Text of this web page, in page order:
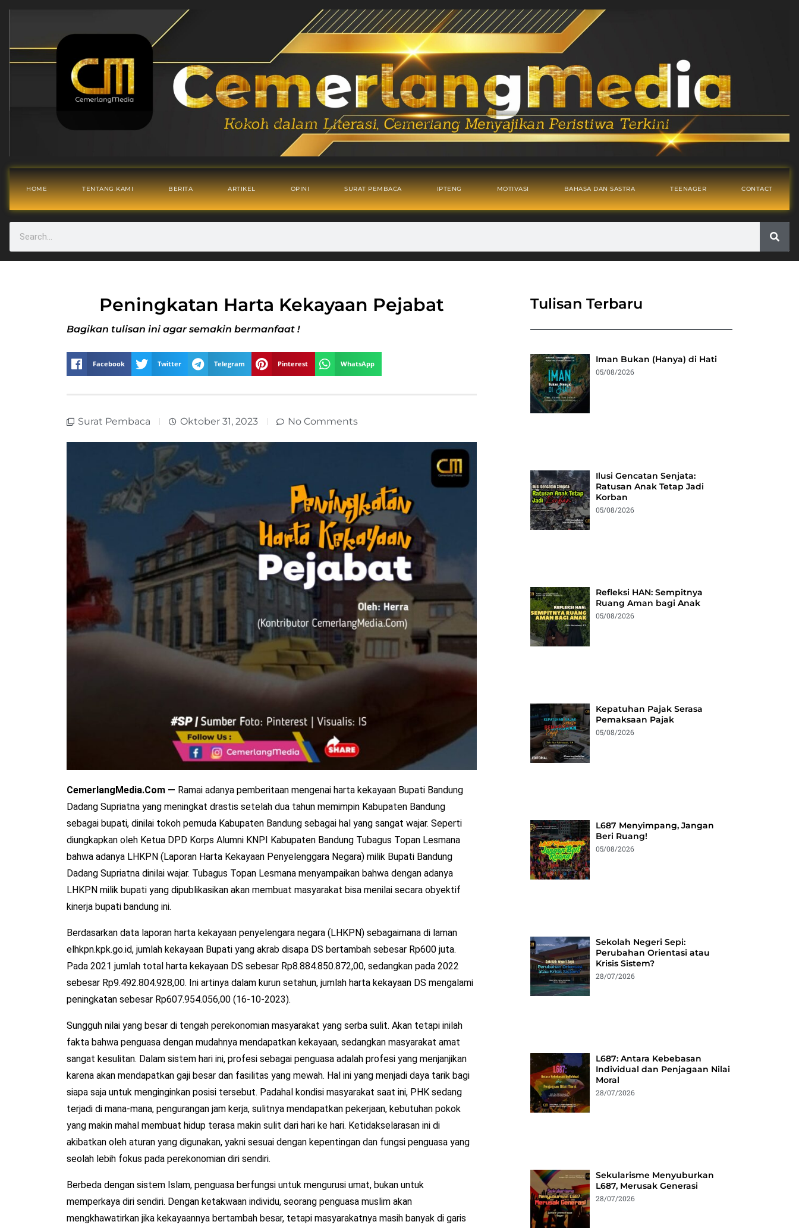
HOME TENTANG KAMI BERITA ARTIKEL OPINI SURAT PEMBACA IPTENG MOTIVASI BAHASA DAN SASTRA TEENAGER CONTACT
Peningkatan Harta Kekayaan Pejabat
Bagikan tulisan ini agar semakin bermanfaat !
Facebook Twitter Telegram Pinterest WhatsApp
Surat Pembaca Oktober 31, 2023 No Comments
CemerlangMedia.Com — Ramai adanya pemberitaan mengenai harta kekayaan Bupati Bandung
Dadang Supriatna yang meningkat drastis setelah dua tahun memimpin Kabupaten Bandung
sebagai bupati, dinilai tokoh pemuda Kabupaten Bandung sebagai hal yang sangat wajar. Seperti
diungkapkan oleh Ketua DPD Korps Alumni KNPI Kabupaten Bandung Tubagus Topan Lesmana
bahwa adanya LHKPN (Laporan Harta Kekayaan Penyelenggara Negara) milik Bupati Bandung
Dadang Supriatna dinilai wajar. Tubagus Topan Lesmana menyampaikan bahwa dengan adanya
LHKPN milik bupati yang dipublikasikan akan membuat masyarakat bisa menilai secara obyektif
kinerja bupati bandung ini.
Berdasarkan data laporan harta kekayaan penyelengara negara (LHKPN) sebagaimana di laman
elhkpn.kpk.go.id, jumlah kekayaan Bupati yang akrab disapa DS bertambah sebesar Rp600 juta.
Pada 2021 jumlah total harta kekayaan DS sebesar Rp8.884.850.872,00, sedangkan pada 2022
sebesar Rp9.492.804.928,00. Ini artinya dalam kurun setahun, jumlah harta kekayaan DS mengalami
peningkatan sebesar Rp607.954.056,00 (16-10-2023).
Sungguh nilai yang besar di tengah perekonomian masyarakat yang serba sulit. Akan tetapi inilah
fakta bahwa penguasa dengan mudahnya mendapatkan kekayaan, sedangkan masyarakat amat
sangat kesulitan. Dalam sistem hari ini, profesi sebagai penguasa adalah profesi yang menjanjikan
karena akan mendapatkan gaji besar dan fasilitas yang mewah. Hal ini yang menjadi daya tarik bagi
siapa saja untuk menginginkan posisi tersebut. Padahal kondisi masyarakat saat ini, PHK sedang
terjadi di mana-mana, pengurangan jam kerja, sulitnya mendapatkan pekerjaan, kebutuhan pokok
yang makin mahal membuat hidup terasa makin sulit dari hari ke hari. Ketidakselarasan ini di
akibatkan oleh aturan yang digunakan, yakni sesuai dengan kepentingan dan fungsi penguasa yang
seolah lebih fokus pada perekonomian diri sendiri.
Berbeda dengan sistem Islam, penguasa berfungsi untuk mengurusi umat, bukan untuk
memperkaya diri sendiri. Dengan ketakwaan individu, seorang penguasa muslim akan
mengkhawatirkan jika kekayaannya bertambah besar, tetapi masyarakatnya masih banyak di garis
Tulisan Terbaru
Iman Bukan (Hanya) di Hati
05/08/2026
Ilusi Gencatan Senjata:
Ratusan Anak Tetap Jadi
Korban
05/08/2026
Refleksi HAN: Sempitnya
Ruang Aman bagi Anak
05/08/2026
Kepatuhan Pajak Serasa
Pemaksaan Pajak
05/08/2026
L687 Menyimpang, Jangan
Beri Ruang!
05/08/2026
Sekolah Negeri Sepi:
Perubahan Orientasi atau
Krisis Sistem?
28/07/2026
L687: Antara Kebebasan
Individual dan Penjagaan Nilai
Moral
28/07/2026
Sekularisme Menyuburkan
L687, Merusak Generasi
28/07/2026